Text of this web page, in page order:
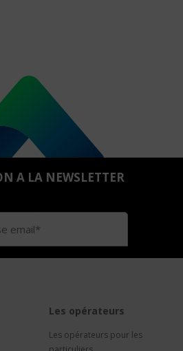
A LA NEWSLETTER
Les opérateurs
Les opérateurs pour les